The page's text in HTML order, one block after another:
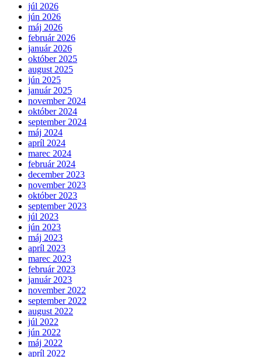
júl 2026
jún 2026
máj 2026
február 2026
január 2026
október 2025
august 2025
jún 2025
január 2025
november 2024
október 2024
september 2024
máj 2024
apríl 2024
marec 2024
február 2024
december 2023
november 2023
október 2023
september 2023
júl 2023
jún 2023
máj 2023
apríl 2023
marec 2023
február 2023
január 2023
november 2022
september 2022
august 2022
júl 2022
jún 2022
máj 2022
apríl 2022